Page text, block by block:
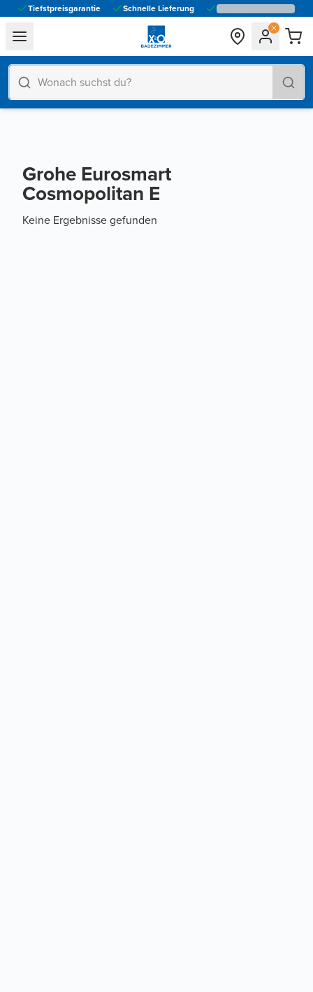
Tiefstpreisgarantie Schnelle Lieferung
general.navigation.toggle_menu.label
Grohe Eurosmart
Cosmopolitan E
Keine Ergebnisse gefunden